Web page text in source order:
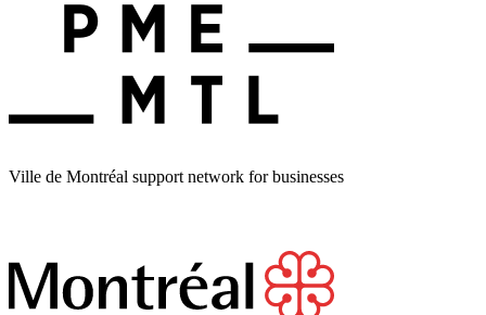
Ville de Montréal support network for businesses